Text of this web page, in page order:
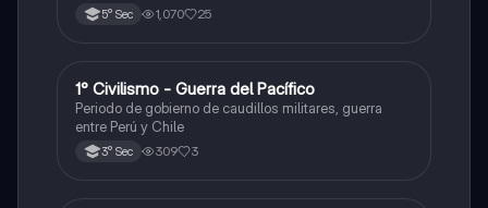
5° Sec 1,070 25
Ciencias Sociales
1° Civilismo - Guerra del Pacífico
Periodo de gobierno de caudillos militares, guerra
entre Perú y Chile
3° Sec 309 3